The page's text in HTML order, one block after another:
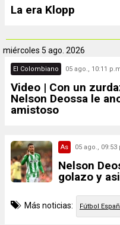
La era Klopp
miércoles 5 ago. 2026
El Colombiano 05 ago., 10:11
Video | Con un
Nelson Deossa le
amistoso
As 05 ago., 09:53
Nelson
golazo y
Más noticias: Fútbol